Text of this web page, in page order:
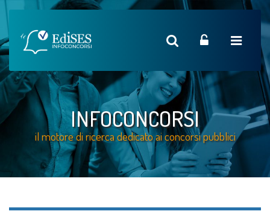
INFOCONCORSI
il motore di ricerca dedicato ai concorsi pubblici